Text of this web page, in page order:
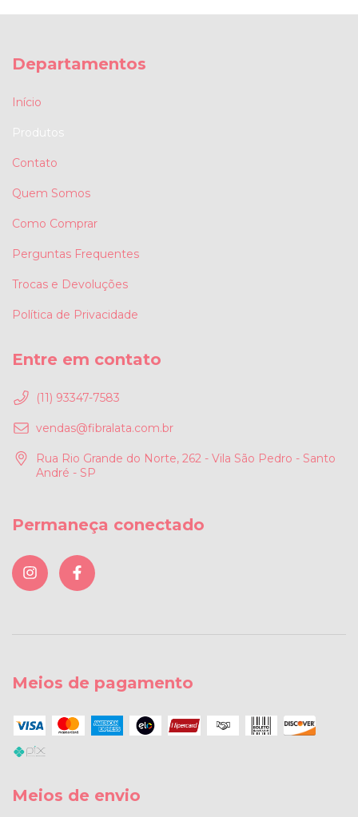
Departamentos
Início
Produtos
Contato
Quem Somos
Como Comprar
Perguntas Frequentes
Trocas e Devoluções
Política de Privacidade
Entre em contato
(11) 93347-7583
vendas@fibralata.com.br
Rua Rio Grande do Norte, 262 - Vila São Pedro - Santo
André - SP
Permaneça conectado
Meios de pagamento
Meios de envio